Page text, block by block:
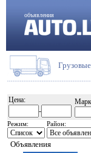
объявления
Цена:
-
Режим: Район:
Объявления